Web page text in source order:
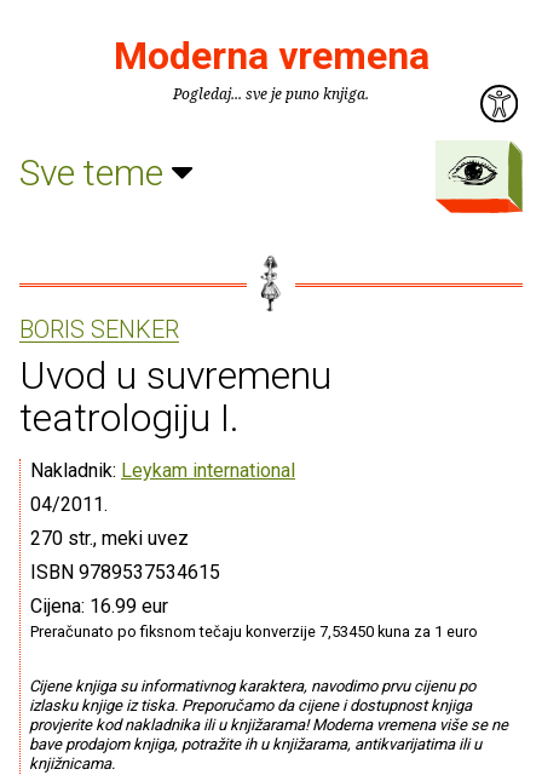
Moderna vremena
Pogledaj... sve je puno knjiga.
Sve teme
BORIS SENKER
Uvod u suvremenu
teatrologiju I.
Nakladnik: Leykam international
04/2011.
270 str., meki uvez
ISBN 9789537534615
Cijena: 16.99 eur
Preračunato po fiksnom tečaju konverzije 7,53450 kuna za 1 euro
Cijene knjiga su informativnog karaktera, navodimo prvu cijenu po
izlasku knjige iz tiska. Preporučamo da cijene i dostupnost knjiga
provjerite kod nakladnika ili u knjižarama! Moderna vremena više se ne
bave prodajom knjiga, potražite ih u knjižarama, antikvarijatima ili u
knjižnicama.